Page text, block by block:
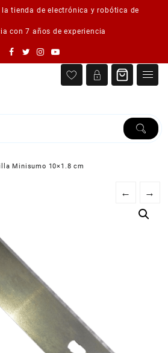
la tienda de electrónica y robótica de
con 7 años de experiencia
Minisumo 10×1.8 cm
← →